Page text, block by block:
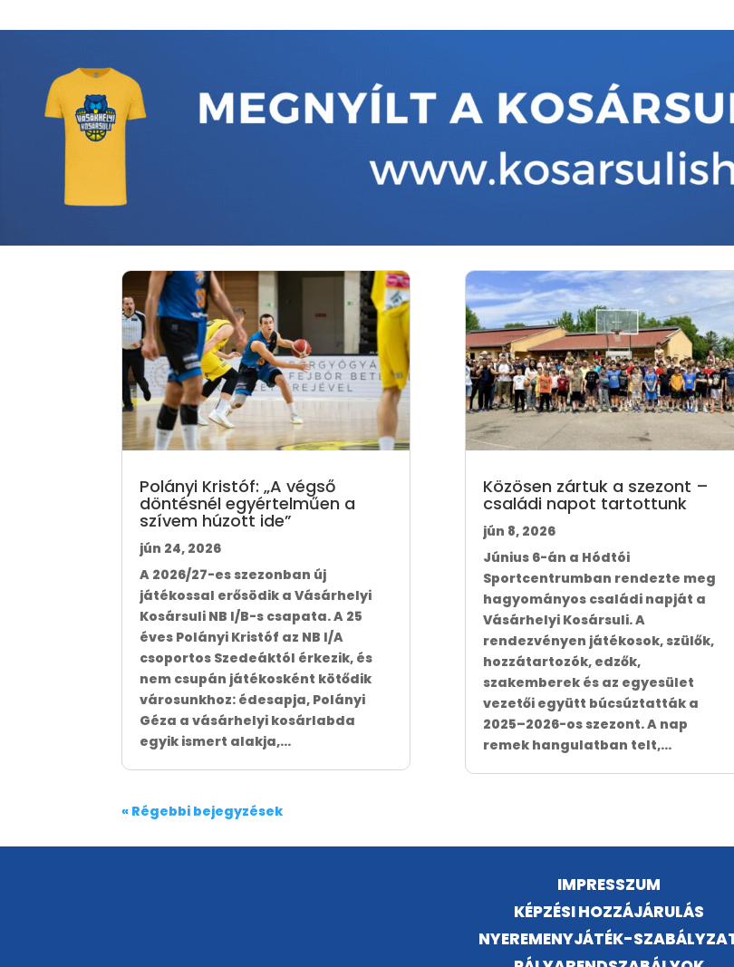
Polányi Kristóf: „A végső
döntésnél egyértelműen a
szívem húzott ide”
jún 24, 2026
A 2026/27-es szezonban új
játékossal erősödik a Vásárhelyi
Kosársuli NB I/B-s csapata. A 25
éves Polányi Kristóf az NB I/A
csoportos Szedeáktól érkezik, és
nem csupán játékosként kötődik
városunkhoz: édesapja, Polányi
Géza a vásárhelyi kosárlabda
egyik ismert alakja,...
Közösen zártuk a szezont –
családi napot tartottunk
jún 8, 2026
Június 6-án a Hódtói
Sportcentrumban rendezte meg
hagyományos családi napját a
Vásárhelyi Kosársuli. A
rendezvényen játékosok, szülők,
hozzátartozók, edzők,
szakemberek és az egyesület
vezetői együtt búcsúztatták a
2025–2026-os szezont. A nap
remek hangulatban telt,...
« Régebbi bejegyzések
IMPRESSZUM
KÉPZÉSI HOZZÁJÁRULÁS
NYEREMENYJÁTÉK-